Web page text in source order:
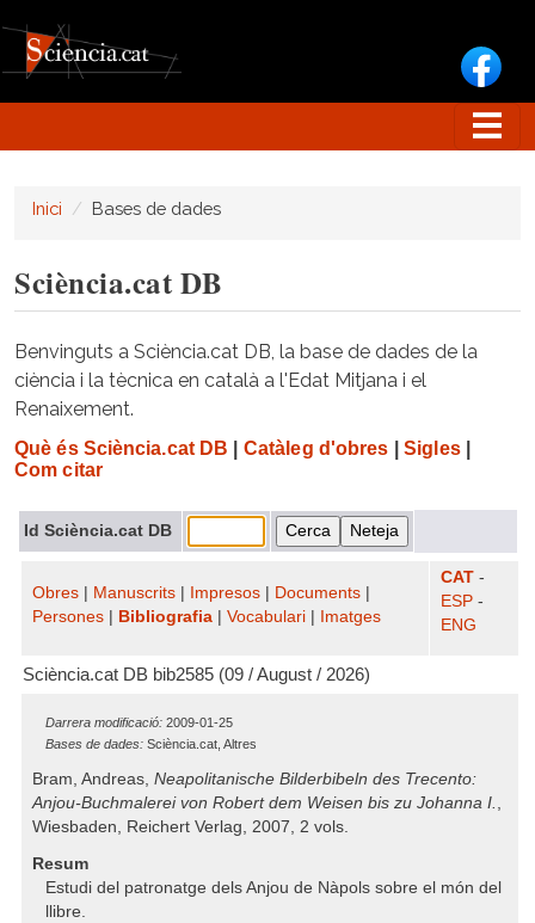
Inici Bases de dades
Sciència.cat DB
Benvinguts a Sciència.cat DB, la base de dades de la
ciència i la tècnica en català a l'Edat Mitjana i el
Renaixement.
Què és Sciència.cat DB Catàleg d'obres Sigles|
Com citar
Id Sciència.cat DB
Obres Manuscrits Impresos Documents
Persones
Bibliografia Vocabulari Imatges
CAT -
ESP -
ENG
Sciència.cat DB bib2585 (09 / August / 2026)
Darrera modificació: 2009-01-25
Bases de dades: Sciència.cat, Altres
Bram, Andreas, Neapolitanische Bilderbibeln des Trecento:
Anjou-Buchmalerei von Robert dem Weisen bis zu Johanna I. ,
Wiesbaden, Reichert Verlag, 2007, 2 vols.
Resum
Estudi del patronatge dels Anjou de Nàpols sobre el món del
llibre.